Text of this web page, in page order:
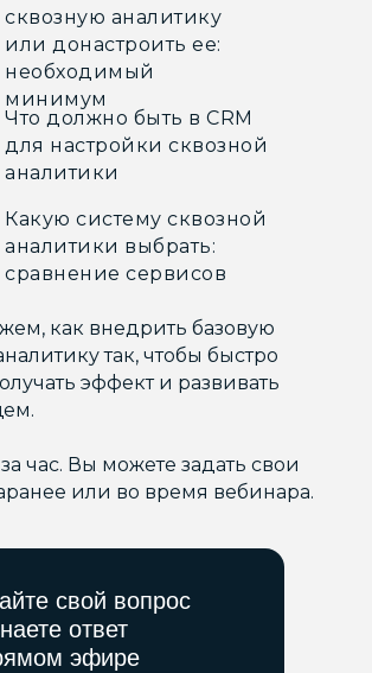
Какую систему сквозной
аналитики выбрать:
сравнение сервисов
сквозную аналитику
или донастроить ее:
необходимый
минимум
Что должно быть в CRM
для настройки сквозной
аналитики
как внедрить базовую
так, чтобы быстро
эффект и развивать
час. Вы можете задать свои
или во время вебинара.
свой вопрос
ответ
эфире